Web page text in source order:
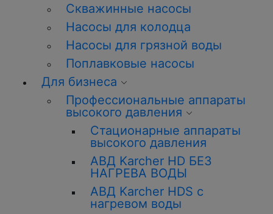
Скважинные насосы
Насосы для колодца
Насосы для грязной воды
Поплавковые насосы
Для бизнеса
Профессиональные аппараты
высокого давления
Стационарные аппараты
высокого давления
АВД Karcher HD БЕЗ
НАГРЕВА ВОДЫ
АВД Karcher HDS с
нагревом воды